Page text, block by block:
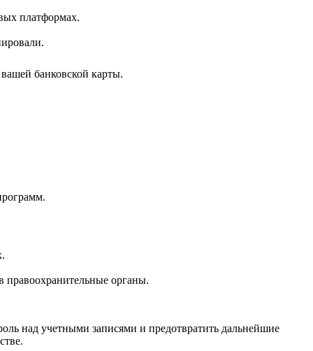
платформах.
банковской карты.
правоохранительные органы.
над учетными записями и предотвратить дальнейшие